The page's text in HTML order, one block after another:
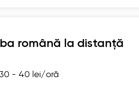
română la distanță
- 40 lei/oră